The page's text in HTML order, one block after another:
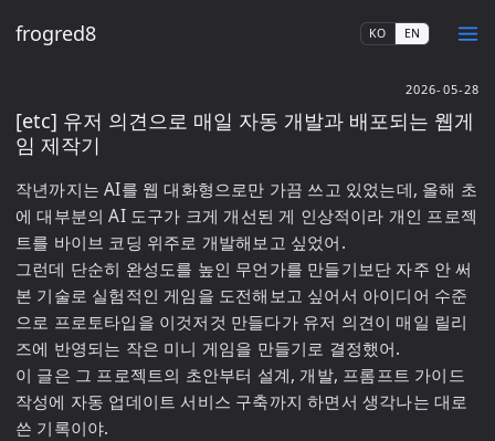
frogred8 KO EN
2026-05-28
[etc] 유저 의견으로 매일 자동 개발과 배포되는 웹게
임 제작기
작년까지는 AI를 웹 대화형으로만 가끔 쓰고 있었는데, 올해 초
에 대부분의 AI 도구가 크게 개선된 게 인상적이라 개인 프로젝
트를 바이브 코딩 위주로 개발해보고 싶었어.
그런데 단순히 완성도를 높인 무언가를 만들기보단 자주 안 써
본 기술로 실험적인 게임을 도전해보고 싶어서 아이디어 수준
으로 프로토타입을 이것저것 만들다가 유저 의견이 매일 릴리
즈에 반영되는 작은 미니 게임을 만들기로 결정했어.
이 글은 그 프로젝트의 초안부터 설계, 개발, 프롬프트 가이드
작성에 자동 업데이트 서비스 구축까지 하면서 생각나는 대로
쓴 기록이야.